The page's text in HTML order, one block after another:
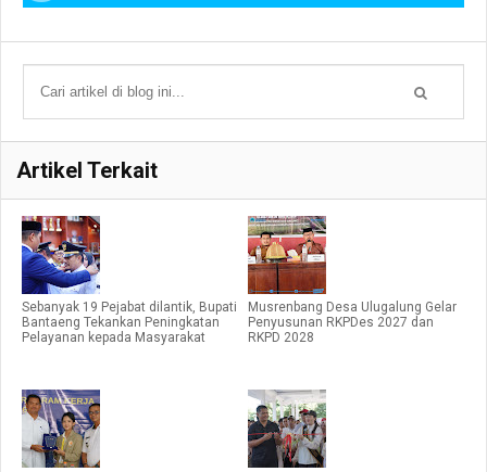
Artikel Terkait
Sebanyak 19 Pejabat dilantik, Bupati
Bantaeng Tekankan Peningkatan
Pelayanan kepada Masyarakat
Musrenbang Desa Ulugalung Gelar
Penyusunan RKPDes 2027 dan
RKPD 2028